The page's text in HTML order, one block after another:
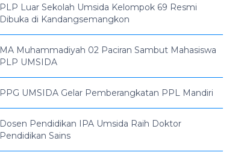
PLP Luar Sekolah Umsida Kelompok 69 Resmi
Dibuka di Kandangsemangkon
MA Muhammadiyah 02 Paciran Sambut Mahasiswa
PLP UMSIDA
PPG UMSIDA Gelar Pemberangkatan PPL Mandiri
Dosen Pendidikan IPA Umsida Raih Doktor
Pendidikan Sains